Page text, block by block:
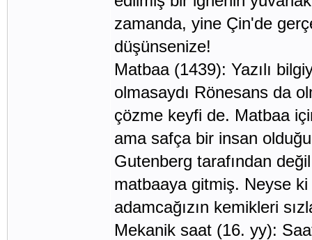
zamanda, yine Çin'de
düşünsenize!
Matbaa (1439): Yazılı
olmasaydı Rönesans da
çözme keyfi de. Matbaa
ama safça bir insan
Gutenberg tarafından
matbaaya gitmiş. Neyse
adamcağızın kemikleri
Mekanik saat (16. yy):